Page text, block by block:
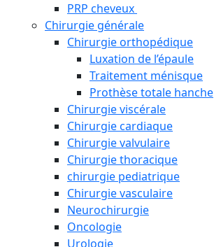
PRP cheveux
Chirurgie générale
Chirurgie orthopédique
Luxation de l’épaule
Traitement ménisque
Prothèse totale hanche
Chirurgie viscérale
Chirurgie cardiaque
Chirurgie valvulaire
Chirurgie thoracique
chirurgie pediatrique
Chirurgie vasculaire
Neurochirurgie
Oncologie
Urologie